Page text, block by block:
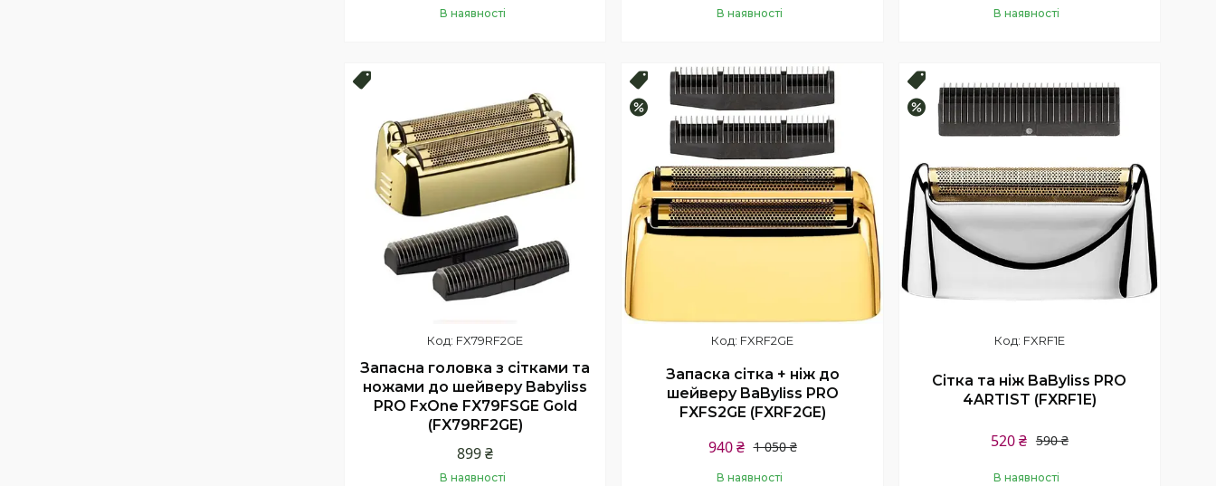
В наявності В наявності
Купити
В наявності
FX79RF2GE
Запасна головка з сітками та
ножами до шейверу Babyliss
PRO FxOne FX79FSGE Gold
(FX79RF2GE)
899 ₴
В наявності
Топ продаж
–10%
FXRF2GE
Запаска сітка + ніж до
шейверу BaByliss PRO
FXFS2GE (FXRF2GE)
1 050 ₴
940 ₴
В наявності
Топ продаж
–12%
FXRF1E
Сітка та ніж BaByliss PRO
4ARTIST (FXRF1E)
590 ₴
520 ₴
В наявності